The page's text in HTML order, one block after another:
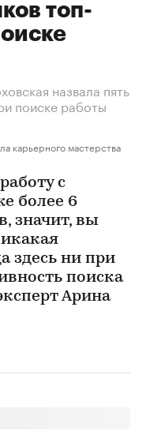
топ-
назвала пять
поиске работы
карьерного мастерства
с
более 6
значит, вы
здесь ни при
поиска
Арина